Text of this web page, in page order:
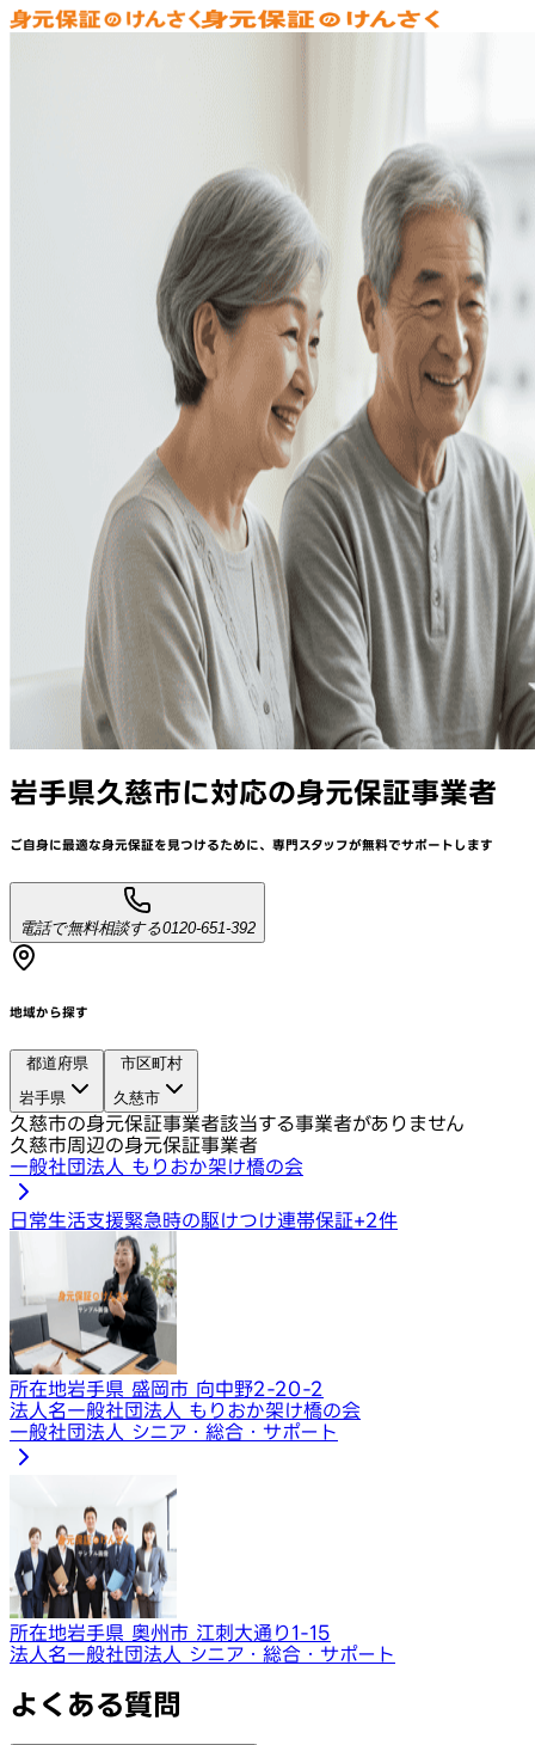
岩手県久慈市に対応の身元保証事業者
ご自身に最適な身元保証を見つけるために、 専門スタッフが無料でサポートします
電話で無料相談する0120-651-392
地域から探す
都道府県
岩手県
市区町村
久慈市
久慈市の身元保証事業者該当する事業者がありません
久慈市周辺の身元保証事業者
一般社団法人 もりおか架け橋の会
日常生活支援緊急時の駆けつけ連帯保証+2件
所在地岩手県 盛岡市 向中野2-20-2
法人名一般社団法人 もりおか架け橋の会
一般社団法人 シニア・総合・サポート
所在地岩手県 奥州市 江刺大通り1-15
法人名一般社団法人 シニア・総合・サポート
よくある質問